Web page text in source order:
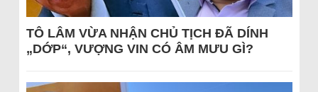
TÔ LÂM VỪA NHẬN CHỦ TỊCH ĐÃ DÍNH
„DỚP“, VƯỢNG VIN CÓ ÂM MƯU GÌ?